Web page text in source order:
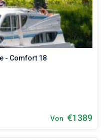
- Comfort 18
Von €1389